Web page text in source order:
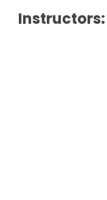
Instructors: